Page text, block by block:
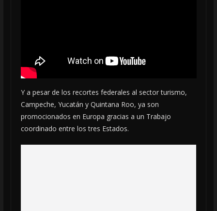
Y a pesar de los recortes federales al sector turismo,
Campeche, Yucatán y Quintana Roo, ya son
promocionados en Europa gracias a un Trabajo
coordinado entre los tres Estados.